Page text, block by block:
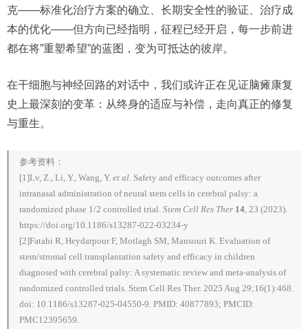
克——标准化治疗方案的确立、长期安全性的验证、治疗成
本的优化——但方向已经指明，征程已经开启，每一步前进
都在将”重塑希望”的蓝图，变为可抵达的彼岸。
在干细胞与神经回路的对话中，我们或许正在见证脑瘫康复
史上最深刻的变革：从终身的适应与补偿，走向真正的修复
与重生。
参考资料：
[1]Lv, Z., Li, Y., Wang, Y. et al. Safety and efficacy outcomes after
intranasal administration of neural stem cells in cerebral palsy: a
randomized phase 1/2 controlled trial. Stem Cell Res Ther 14 , 23 (2023).
https://doi.org/10.1186/s13287-022-03234-y
[2]Fatahi R, Heydarpour F, Motlagh SM, Mansouri K. Evaluation of
stem/stromal cell transplantation safety and efficacy in children
diagnosed with cerebral palsy: A systematic review and meta-analysis of
randomized controlled trials. Stem Cell Res Ther. 2025 Aug 29;16(1):468.
doi: 10.1186/s13287-025-04550-9. PMID: 40877893; PMCID:
PMC12395659.